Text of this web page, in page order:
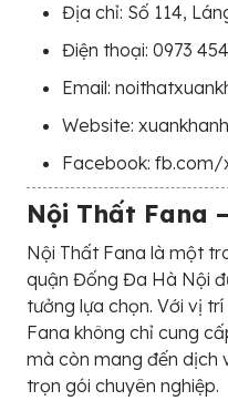
Địa chỉ: Số 114,
Điện thoại: 0973
Email:
Website:
Facebook: fb.com/
Nội Thất Fana
Nội Thất Fana là một
quận Đống Đa Hà Nội
tưởng lựa chọn. Với vị
Fana không chỉ cung
mà còn mang đến dịch
trọn gói chuyên nghiệp.